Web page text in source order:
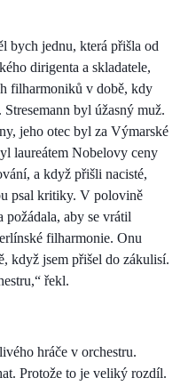
bych jednu, která přišla od
dirigenta a skladatele,
filharmoniků v době, kdy
byl úžasný muž.
jeho otec byl za Výmarské
laureátem Nobelovy ceny
a když přišli nacisté,
psal kritiky. V polovině
požádala, aby se vrátil
filharmonie. Onu
když jsem přišel do zákulisí.
řekl.
hráče v orchestru.
Protože to je veliký rozdíl.